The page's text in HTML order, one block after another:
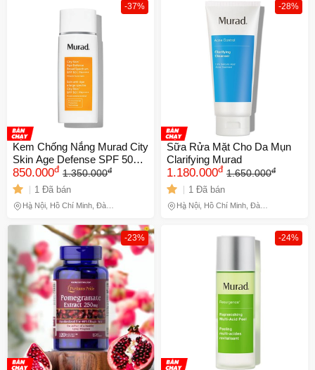
-37%
Kem Chống Nắng Murad City
Skin Age Defense SPF 50
PA++++ 50ml
850.000đ 1.350.000đ
1 Đã bán
Hà Nội, Hồ Chí Minh, Đà
-28%
Sữa Rửa Mặt Cho Da Mụn
Clarifying Murad
1.180.000đ 1.650.000đ
1 Đã bán
Hà Nội, Hồ Chí Minh, Đà
-23% -24%